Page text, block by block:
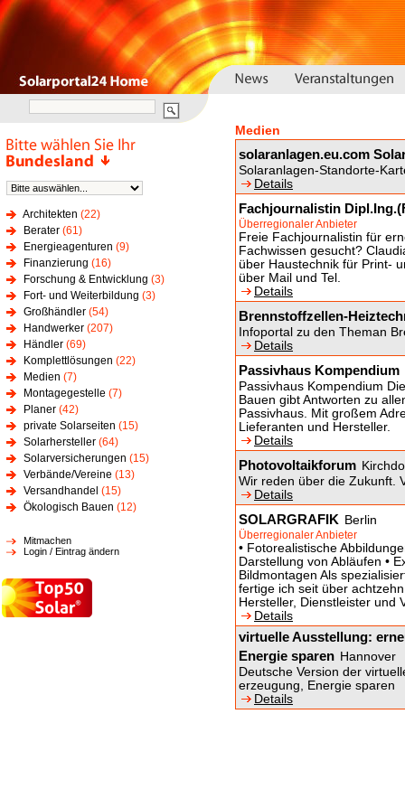
Architekten (22)
Berater (61)
Energieagenturen (9)
Finanzierung (16)
Forschung & Entwicklung (3)
Fort- und Weiterbildung (3)
Großhändler (54)
Handwerker (207)
Händler (69)
Komplettlösungen (22)
Medien (7)
Montagegestelle (7)
Planer (42)
private Solarseiten (15)
Solarhersteller (64)
Solarversicherungen (15)
Verbände/Vereine (13)
Versandhandel (15)
Ökologisch Bauen (12)
Mitmachen
Login / Eintrag ändern
Medien
solaranlagen.eu.com
Solaranlagen-Standorte-
Details
Fachjournalistin
Überregionaler Anbieter
Freie Fachjournalistin für
Fachwissen gesucht?
über Haustechnik für Print-
über Mail und Tel.
Details
Brennstoffzellen-
Infoportal zu den Theman
Details
Passivhaus Kompendium
Passivhaus Kompendium
Bauen gibt Antworten zu
Passivhaus. Mit großem
Lieferanten und Hersteller.
Details
Photovoltaikforum
Wir reden über die Zukunft.
Details
SOLARGRAFIK Berlin
Überregionaler Anbieter
• Fotorealistische
Darstellung von Abläufen •
Bildmontagen Als
fertige ich seit über
Hersteller, Dienstleister und
Details
virtuelle Ausstellung:
Energie sparen Hannover
Deutsche Version der
erzeugung, Energie sparen
Details